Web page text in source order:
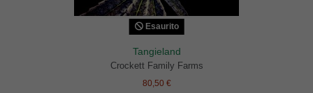
Esaurito
Tangieland
Crockett Family Farms
80,50 €